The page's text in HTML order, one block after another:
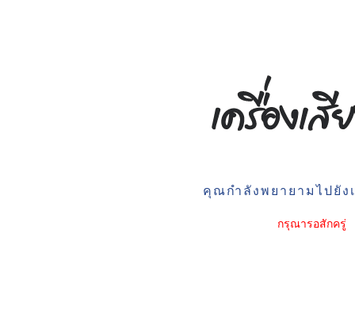
คุณกำลังพยายามไปยัง
กรุณารอสักครู่